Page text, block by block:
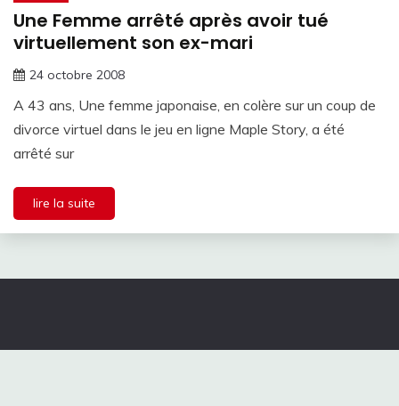
Une Femme arrêté après avoir tué
virtuellement son ex-mari
24 octobre 2008
A 43 ans, Une femme japonaise, en colère sur un coup de
divorce virtuel dans le jeu en ligne Maple Story, a été
arrêté sur
lire la suite